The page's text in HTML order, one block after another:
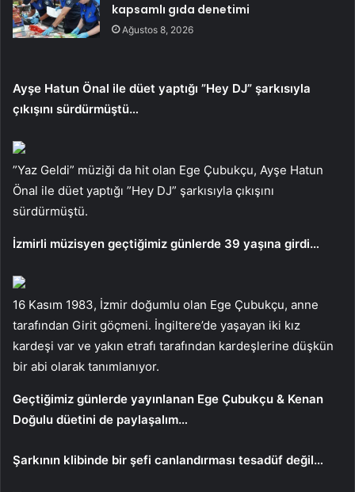
kapsamlı gıda denetimi
Ağustos 8, 2026
Ayşe Hatun Önal ile düet yaptığı ”Hey DJ” şarkısıyla
çıkışını sürdürmüştü…
”Yaz Geldi” müziği da hit olan Ege Çubukçu, Ayşe Hatun
Önal ile düet yaptığı ”Hey DJ” şarkısıyla çıkışını
sürdürmüştü.
İzmirli müzisyen geçtiğimiz günlerde 39 yaşına girdi…
16 Kasım 1983, İzmir doğumlu olan Ege Çubukçu, anne
tarafından Girit göçmeni. İngiltere’de yaşayan iki kız
kardeşi var ve yakın etrafı tarafından kardeşlerine düşkün
bir abi olarak tanımlanıyor.
Geçtiğimiz günlerde yayınlanan Ege Çubukçu & Kenan
Doğulu düetini de paylaşalım…
Şarkının klibinde bir şefi canlandırması tesadüf değil…